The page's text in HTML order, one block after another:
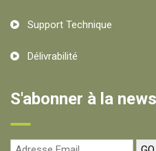
Support Technique
Délivrabilité
S'abonner à la